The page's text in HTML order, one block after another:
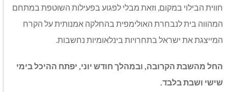
חווית הבילוי במקום, וזאת מבלי לפגוע בפעילות השוטפת במתחם
המהווה בית לנבחרת האולימפית בהחלקה אמנותית על הקרח
המייצגת את ישראל בתחרויות בינלאומיות נחשבות.
החל מהשבת הקרובה, ובמהלך חודש יוני, יפתח ההיכל בימי
שישי ושבת בלבד.